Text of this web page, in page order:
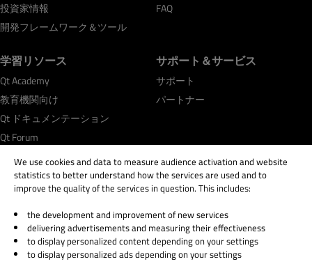
投資家情報
開発フレームワーク＆ツール
FAQ
学習リソース
Qt Academy
教育機関向け
Qt ドキュメンテーション
Qt Forum
サポート＆サービス
サポート
パートナー
© 2026 The Qt Company
Legal Notice
Privacy and Cookie Policy
We use cookies and data to measure audience activation and website
statistics to better understand how the services are used and to
improve the quality of the services in question. This includes:
the development and improvement of new services
delivering advertisements and measuring their effectiveness
to display personalized content depending on your settings
to display personalized ads depending on your settings